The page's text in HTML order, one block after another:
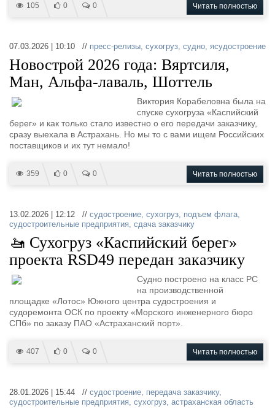
105 0 0 Читать полностью
07.03.2026 | 10:10 // пресс-релизы, сухогруз, судно, ясудостроение
Новострой 2026 года: Вяртсиля,
Ман, Альфа-лаваль, Шоттель
Виктория Корабеловна была на
спуске сухогруза «Каспийский
берег» и как только стало известно о его передачи заказчику,
сразу выехала в Астрахань. Но мы то с вами ищем Российских
поставщиков и их тут немало!
359 0 0 Читать полностью
13.02.2026 | 12:12 // судостроение, сухогруз, подъем флага,
судостроительные предприятия, сдача заказчику
🚤 Сухогруз «Каспийский берег»
проекта RSD49 передан заказчику
Судно построено на класс РС
на производственной
площадке «Лотос» Южного центра судостроения и
судоремонта ОСК по проекту «Морского инженерного бюро
СПб» по заказу ПАО «Астраханский порт».
407 0 0 Читать полностью
28.01.2026 | 15:44 // судостроение, передача заказчику,
судостроительные предприятия, сухогруз, астраханская область